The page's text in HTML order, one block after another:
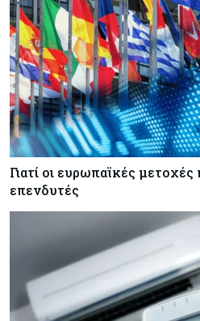
Κόσμος
Ορμούζ: Πάνω από
VLCC – Η αγορά
και όχι τα μίλια
Κόσμος
Αγορές ακινήτων: Οι
πόλεις για αγορά
Κόσμος
Οι πυρκαγιές
ζημιές δεν είναι
Κόσμος
Γιατί οι κεντρικές
να «παίξουν μπάλα»
Γιατί οι ευρωπαϊκές
επενδυτές